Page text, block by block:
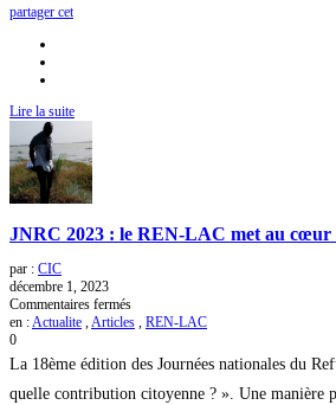
appellent
à
lutte
phénomène
une
partager cet
Lire la suite
JNRC 2023 : le REN-LAC met au cœur
par : CIC
décembre 1, 2023
Commentaires ferméssur
JNRC
le
REN-
en :Actualite ,Articles , REN-LAC
0
La 18ème édition des Journées nationales du
quelle contribution citoyenne ? ». Une